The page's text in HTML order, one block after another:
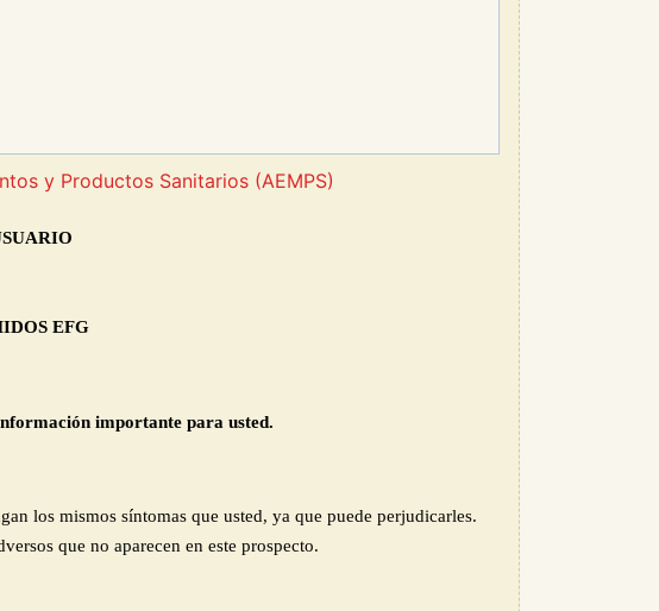
y Productos Sanitarios (AEMPS)
EFG
importante para usted.
los mismos síntomas que usted, ya que puede perjudicarles.
que no aparecen en este prospecto.